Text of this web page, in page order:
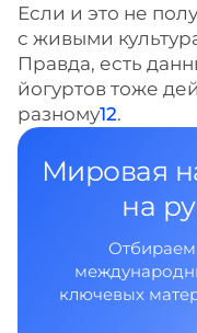
Если и это не
с живыми
Правда, есть
йогуртов тоже
разному12.
Мировая
на
ключевых